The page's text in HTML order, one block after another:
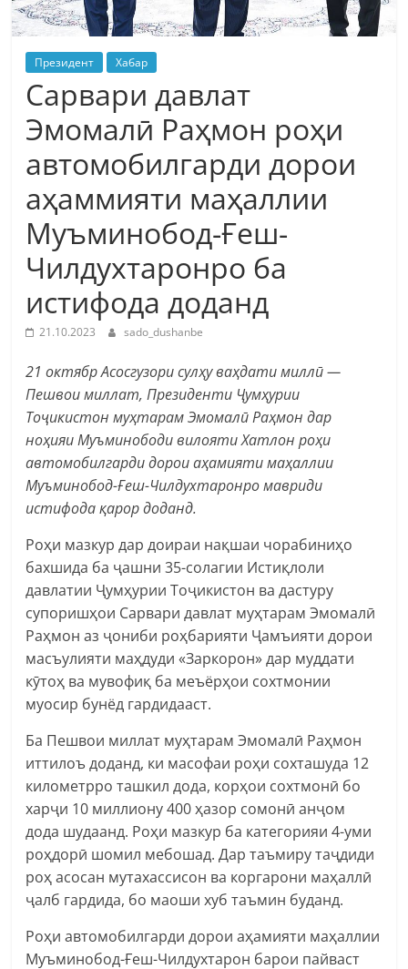
Президент Хабар
Сарвари давлат
Эмомалӣ Раҳмон роҳи
автомобилгарди дорои
аҳаммияти маҳаллии
Муъминобод-Ғеш-
Чилдухтаронро ба
истифода доданд
21.10.2023 sado_dushanbe
21 октябр Асосгузори сулҳу ваҳдати миллӣ —
Пешвои миллат, Президенти Ҷумҳурии
Тоҷикистон муҳтарам Эмомалӣ Раҳмон дар
ноҳияи Муъминободи вилояти Хатлон роҳи
автомобилгарди дорои аҳамияти маҳаллии
Муъминобод-Ғеш-Чилдухтаронро мавриди
истифода қарор доданд.
Роҳи мазкур дар доираи нақшаи чорабиниҳо
бахшида ба ҷашни 35-солагии Истиқлоли
давлатии Ҷумҳурии Тоҷикистон ва дастуру
супоришҳои Сарвари давлат муҳтарам Эмомалӣ
Раҳмон аз ҷониби роҳбарияти Ҷамъияти дорои
масъулияти маҳдуди «Заркорон» дар муддати
кӯтоҳ ва мувофиқ ба меъёрҳои сохтмонии
муосир бунёд гардидааст.
Ба Пешвои миллат муҳтарам Эмомалӣ Раҳмон
иттилоъ доданд, ки масофаи роҳи сохташуда 12
километрро ташкил дода, корҳои сохтмонӣ бо
харҷи 10 миллиону 400 ҳазор сомонӣ анҷом
дода шудаанд. Роҳи мазкур ба категорияи 4-уми
роҳдорӣ шомил мебошад. Дар таъмиру таҷдиди
роҳ асосан мутахассисон ва коргарони маҳаллӣ
ҷалб гардида, бо маоши хуб таъмин буданд.
Роҳи автомобилгарди дорои аҳамияти маҳаллии
Муъминобод-Ғеш-Чилдухтарон барои пайваст